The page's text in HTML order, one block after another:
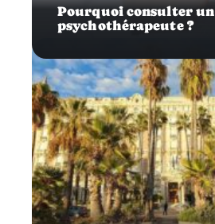
Pourquoi consulter un
psychothérapeute ?